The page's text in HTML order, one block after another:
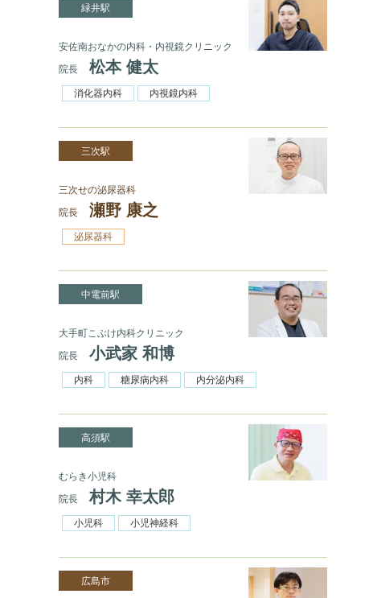
緑井駅
安佐南おなかの内科・内視鏡クリニック
院長
松本 健太
消化器内科 内視鏡内科
三次駅
三次せの泌尿器科
院長
瀬野 康之
泌尿器科
中電前駅
大手町こぶけ内科クリニック
院長
小武家 和博
内科 糖尿病内科 内分泌内科
高須駅
むらき小児科
院長
村木 幸太郎
小児科 小児神経科
広島市